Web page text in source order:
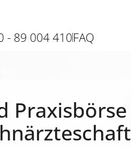
- 89 004 410FAQ